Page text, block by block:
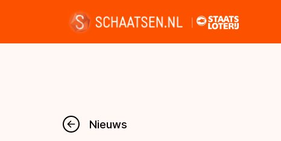
Nieuws
Nieuws